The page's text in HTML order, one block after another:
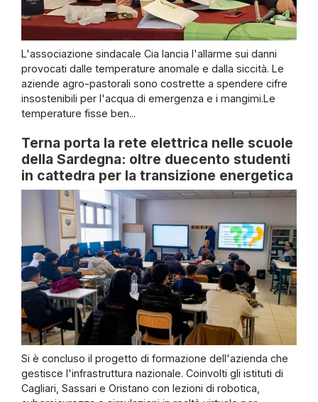
L'associazione sindacale Cia lancia l'allarme sui danni
provocati dalle temperature anomale e dalla siccità. Le
aziende agro-pastorali sono costrette a spendere cifre
insostenibili per l'acqua di emergenza e i mangimi.Le
temperature fisse ben...
Terna porta la rete elettrica nelle scuole
della Sardegna: oltre duecento studenti
in cattedra per la transizione energetica
Si è concluso il progetto di formazione dell'azienda che
gestisce l'infrastruttura nazionale. Coinvolti gli istituti di
Cagliari, Sassari e Oristano con lezioni di robotica,